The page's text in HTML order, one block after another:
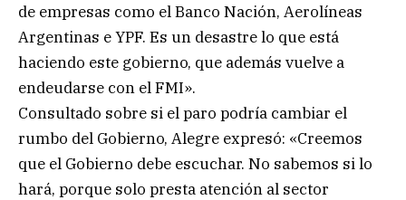
de empresas como el Banco Nación, Aerolíneas
Argentinas e YPF. Es un desastre lo que está
haciendo este gobierno, que además vuelve a
endeudarse con el FMI».
Consultado sobre si el paro podría cambiar el
rumbo del Gobierno, Alegre expresó: «Creemos
que el Gobierno debe escuchar. No sabemos si lo
hará, porque solo presta atención al sector